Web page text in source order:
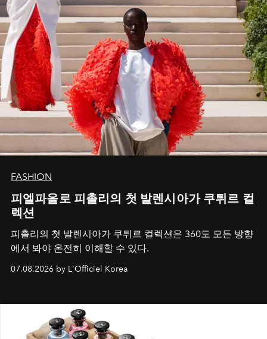
FASHION
피엘파올로 피촐리의 첫 발렌시아가 쿠튀르 컬
렉션
피촐리의 첫 발렌시아가 쿠튀르 컬렉션은 360도 모든 방향
에서 봐야 온전히 이해할 수 있다.
07.08.2026 by L'Officiel Korea